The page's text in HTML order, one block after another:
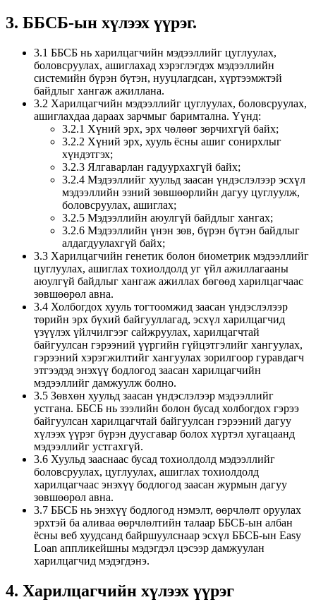
3. ББСБ-ын хүлээх үүрэг.
3.1 ББСБ нь харилцагчийн мэдээллийг цуглуулах,
боловсруулах, ашиглахад хэрэглэгдэх мэдээллийн
системийн бүрэн бүтэн, нууцлагдсан, хүртээмжтэй
байдлыг хангаж ажиллана.
3.2 Харилцагчийн мэдээллийг цуглуулах, боловсруулах,
ашиглахдаа дараах зарчмыг баримтална. Үүнд:
3.2.1 Хүний эрх, эрх чөлөөг зөрчихгүй байх;
3.2.2 Хүний эрх, хууль ёсны ашиг сонирхлыг
хүндэтгэх;
3.2.3 Ялгаварлан гадуурхахгүй байх;
3.2.4 Мэдээллийг хуульд заасан үндэслэлээр эсхүл
мэдээллийн эзний зөвшөөрлийн дагуу цуглуулж,
боловсруулах, ашиглах;
3.2.5 Мэдээллийн аюулгүй байдлыг хангах;
3.2.6 Мэдээллийн үнэн зөв, бүрэн бүтэн байдлыг
алдагдуулахгүй байх;
3.3 Харилцагчийн генетик болон биометрик мэдээллийг
цуглуулах, ашиглах тохиолдолд уг үйл ажиллагааны
аюулгүй байдлыг хангаж ажиллах бөгөөд харилцагчаас
зөвшөөрөл авна.
3.4 Холбогдох хууль тогтоомжид заасан үндэслэлээр
төрийн эрх бүхий байгууллагад, эсхүл харилцагчид
үзүүлэх үйлчилгээг сайжруулах, харилцагчтай
байгуулсан гэрээний үүргийн гүйцэтгэлийг хангуулах,
гэрээний хэрэгжилтийг хангуулах зорилгоор гуравдагч
этгээдэд энэхүү бодлогод заасан харилцагчийн
мэдээллийг дамжуулж болно.
3.5 Зөвхөн хуульд заасан үндэслэлээр мэдээллийг
устгана. ББСБ нь зээлийн болон бусад холбогдох гэрээ
байгуулсан харилцагчтай байгуулсан гэрээний дагуу
хүлээх үүрэг бүрэн дуусгавар болох хүртэл хугацаанд
мэдээллийг устгахгүй.
3.6 Хуульд зааснаас бусад тохиолдолд мэдээллийг
боловсруулах, цуглуулах, ашиглах тохиолдолд
харилцагчаас энэхүү бодлогод заасан журмын дагуу
зөвшөөрөл авна.
3.7 ББСБ нь энэхүү бодлогод нэмэлт, өөрчлөлт оруулах
эрхтэй ба аливаа өөрчлөлтийн талаар ББСБ-ын албан
ёсны веб хуудсанд байршуулснаар эсхүл ББСБ-ын Easy
Loan аппликейшны мэдэгдэл цэсээр дамжуулан
харилцагчид мэдэгдэнэ.
4. Харилцагчийн хүлээх үүрэг